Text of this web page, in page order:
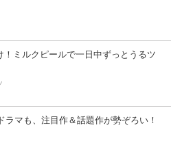
！ミルクピールで一日中ずっとうるツ
ラマも、注目作＆話題作が勢ぞろい！